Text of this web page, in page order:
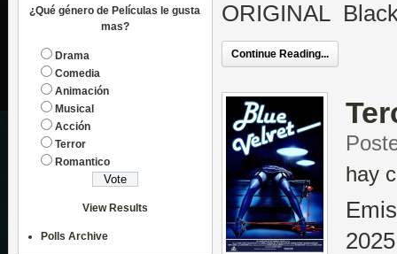
ORIGINAL
Continue Reading...
hay
¿Qué género de Películas le gusta
mas?
Drama
Comedia
Animación
Musical
Acción
Terror
Romantico
View Results
Polls Archive